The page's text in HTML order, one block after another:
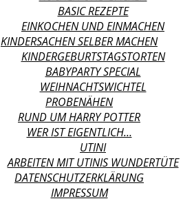
BASIC REZEPTE
EINKOCHEN UND EINMACHEN
KINDERSACHEN SELBER MACHEN
KINDERGEBURTSTAGSTORTEN
BABYPARTY SPECIAL
WEIHNACHTSWICHTEL
PROBENÄHEN
RUND UM HARRY POTTER
WER IST EIGENTLICH…
UTINI
ARBEITEN MIT UTINIS WUNDERTÜTE
DATENSCHUTZERKLÄRUNG
IMPRESSUM